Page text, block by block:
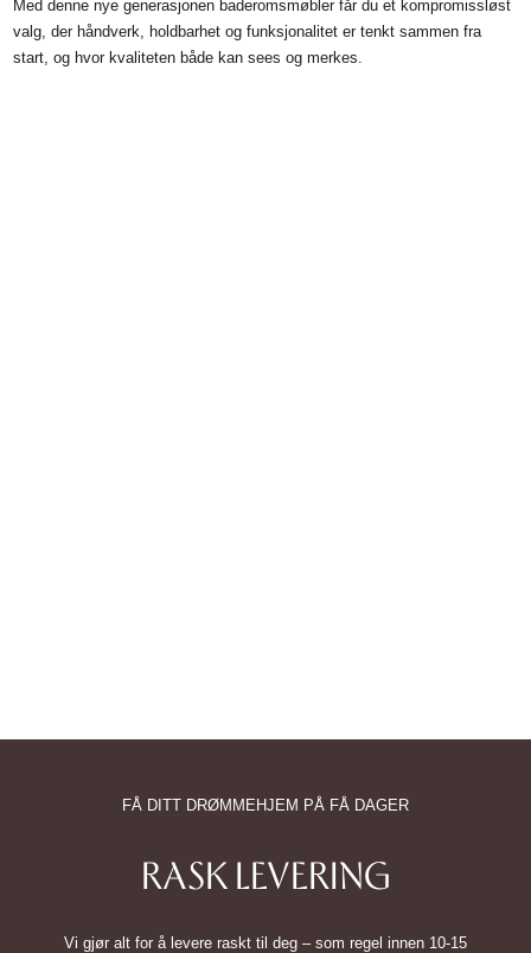
Med denne nye generasjonen baderomsmøbler får du et kompromissløst
valg, der håndverk, holdbarhet og funksjonalitet er tenkt sammen fra
start, og hvor kvaliteten både kan sees og merkes.
FÅ DITT DRØMMEHJEM PÅ FÅ DAGER
RASK LEVERING
Vi gjør alt for å levere raskt til deg – som regel innen 10-15